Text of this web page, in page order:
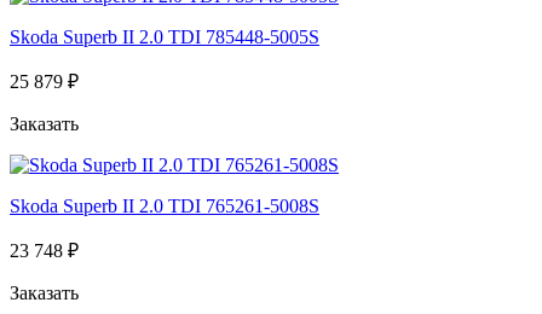
Skoda Superb II 2.0 TDI 785448-5005S
25 879 ₽
Заказать
Skoda Superb II 2.0 TDI 765261-5008S
23 748 ₽
Заказать